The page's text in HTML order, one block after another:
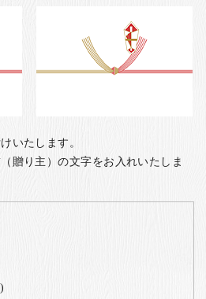
いたします。
贈り主）の文字をお入れいたしま